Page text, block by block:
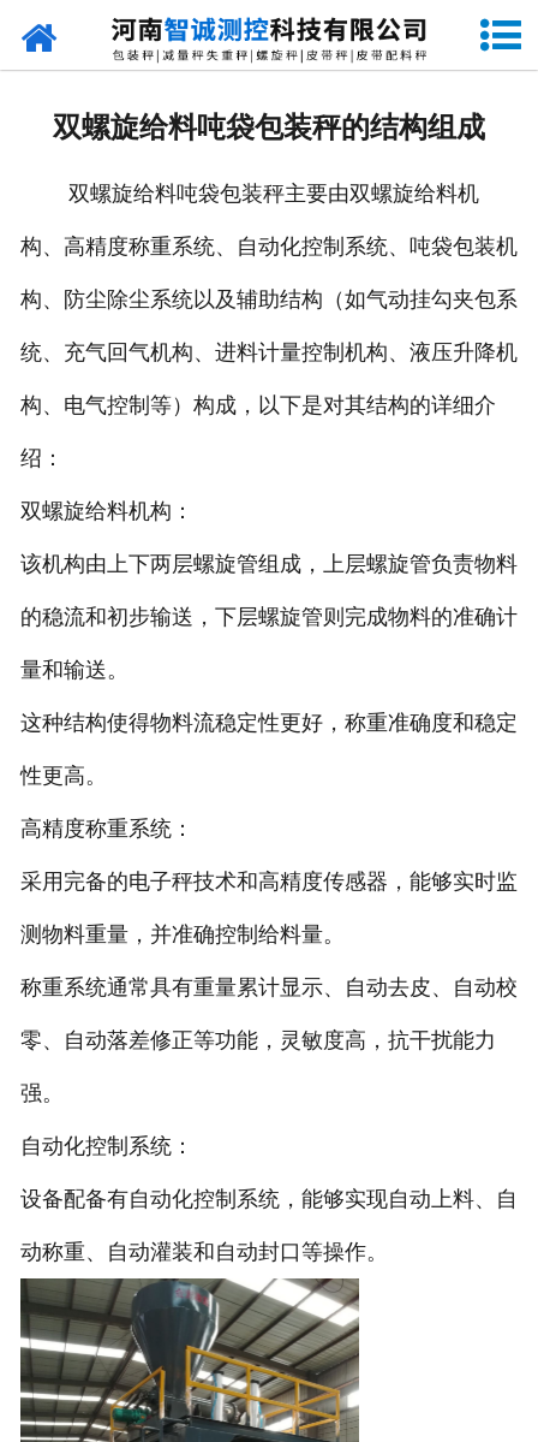
网站首页
设备原理
企业视频
双螺旋给料吨袋包装秤的结构组成
双螺旋给料吨袋包装秤主要由双螺旋给料机
构、高精度称重系统、自动化控制系统、吨袋包装机
构、防尘除尘系统以及辅助结构（如气动挂勾夹包系
统、充气回气机构、进料计量控制机构、液压升降机
构、电气控制等）构成，以下是对其结构的详细介
绍：
双螺旋给料机构：
该机构由上下两层螺旋管组成，上层螺旋管负责物料
的稳流和初步输送，下层螺旋管则完成物料的准确计
量和输送。
这种结构使得物料流稳定性更好，称重准确度和稳定
性更高。
高精度称重系统：
采用完备的电子秤技术和高精度传感器，能够实时监
测物料重量，并准确控制给料量。
称重系统通常具有重量累计显示、自动去皮、自动校
零、自动落差修正等功能，灵敏度高，抗干扰能力
强。
自动化控制系统：
设备配备有自动化控制系统，能够实现自动上料、自
动称重、自动灌装和自动封口等操作。